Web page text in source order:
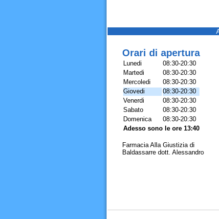
Orari di apertura
Lunedi
08:30-20:30
Martedi
08:30-20:30
Mercoledi
08:30-20:30
Giovedi
08:30-20:30
Venerdi
08:30-20:30
Sabato
08:30-20:30
Domenica
08:30-20:30
Adesso sono le ore 13:40
Farmacia Alla Giustizia di
Baldassarre dott. Alessandro